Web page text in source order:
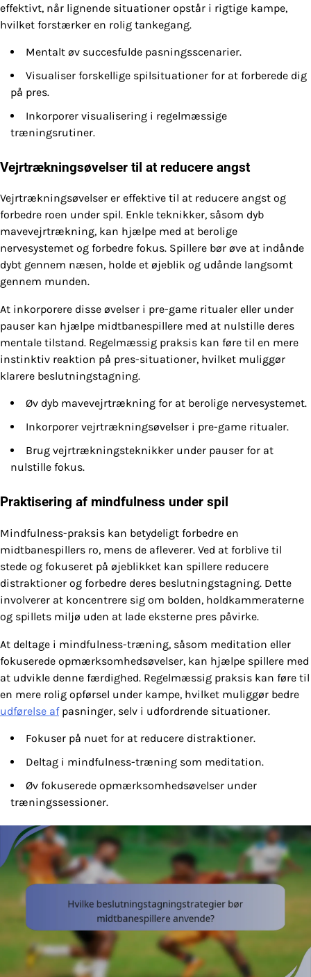
effektivt, når lignende situationer opstår i rigtige kampe,
hvilket forstærker en rolig tankegang.
Mentalt øv succesfulde pasningsscenarier.
Visualiser forskellige spilsituationer for at forberede dig
på pres.
Inkorporer visualisering i regelmæssige
træningsrutiner.
Vejrtrækningsøvelser til at reducere angst
Vejrtrækningsøvelser er effektive til at reducere angst og
forbedre roen under spil. Enkle teknikker, såsom dyb
mavevejrtrækning, kan hjælpe med at berolige
nervesystemet og forbedre fokus. Spillere bør øve at indånde
dybt gennem næsen, holde et øjeblik og udånde langsomt
gennem munden.
At inkorporere disse øvelser i pre-game ritualer eller under
pauser kan hjælpe midtbanespillere med at nulstille deres
mentale tilstand. Regelmæssig praksis kan føre til en mere
instinktiv reaktion på pres-situationer, hvilket muliggør
klarere beslutningstagning.
Øv dyb mavevejrtrækning for at berolige nervesystemet.
Inkorporer vejrtrækningsøvelser i pre-game ritualer.
Brug vejrtrækningsteknikker under pauser for at
nulstille fokus.
Praktisering af mindfulness under spil
Mindfulness-praksis kan betydeligt forbedre en
midtbanespillers ro, mens de afleverer. Ved at forblive til
stede og fokuseret på øjeblikket kan spillere reducere
distraktioner og forbedre deres beslutningstagning. Dette
involverer at koncentrere sig om bolden, holdkammeraterne
og spillets miljø uden at lade eksterne pres påvirke.
At deltage i mindfulness-træning, såsom meditation eller
fokuserede opmærksomhedsøvelser, kan hjælpe spillere med
at udvikle denne færdighed. Regelmæssig praksis kan føre til
en mere rolig opførsel under kampe, hvilket muliggør bedre
udførelse afpasninger, selv i udfordrende situationer.
Fokuser på nuet for at reducere distraktioner.
Deltag i mindfulness-træning som meditation.
Øv fokuserede opmærksomhedsøvelser under
træningssessioner.